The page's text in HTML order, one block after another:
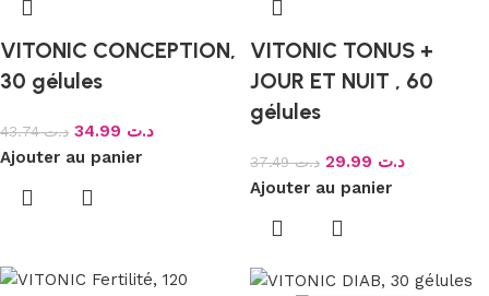
VITONIC CONCEPTION,
30 gélules
د.ت43.74 د.ت
Ajouter au panier
VITONIC TONUS +
JOUR ET NUIT , 60
gélules
د.ت37.49 د.ت
Ajouter au panier